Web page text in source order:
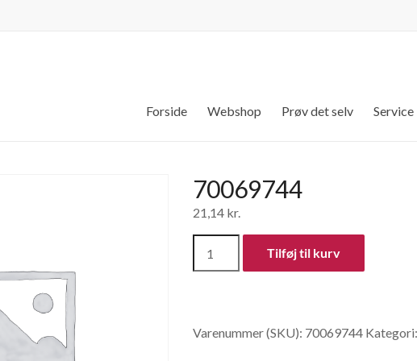
Forside Webshop Prøv det selv Service
70069744
21,14 kr.
Tilføj til kurv
Varenummer (SKU): 70069744 Kategori: